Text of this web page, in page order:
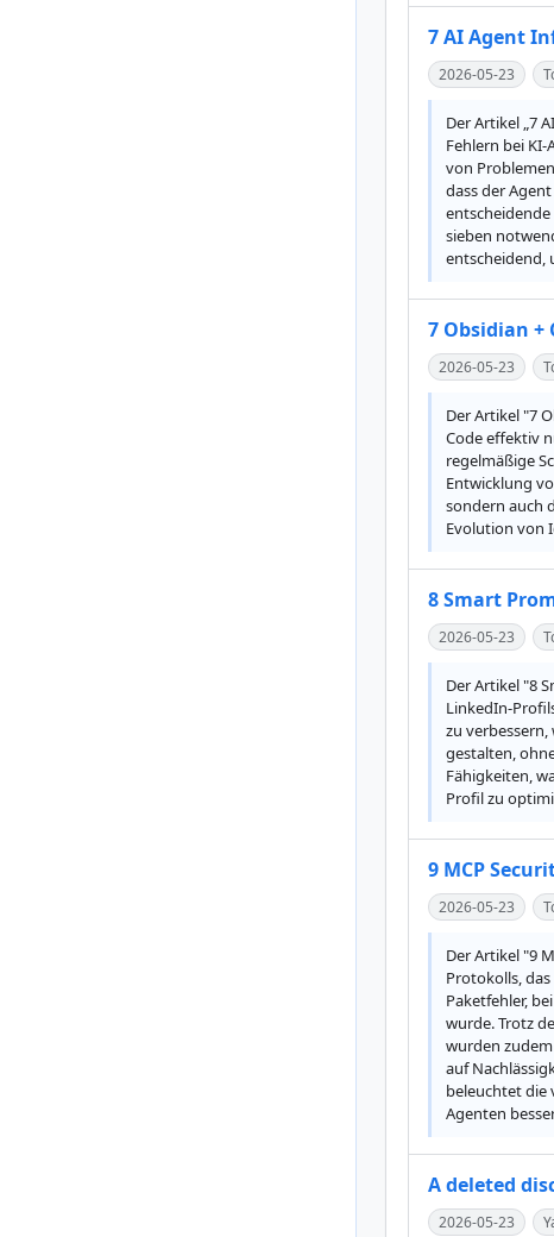
7 AI Agent
2026-05-23
Der Artikel „7
Fehlern bei
von
dass der
sieben
entscheidend,
7 Obsidian +
2026-05-23
Der Artikel "7
Code effektiv
regelmäßige
Entwicklung
sondern auch
Evolution von
8 Smart
2026-05-23
Der Artikel "8
LinkedIn-
zu
gestalten,
Fähigkeiten,
Profil zu
9 MCP
2026-05-23
Der Artikel "9
Protokolls,
Paketfehler,
wurde. Trotz
wurden
auf
beleuchtet die
Agenten
A deleted
2026-05-23